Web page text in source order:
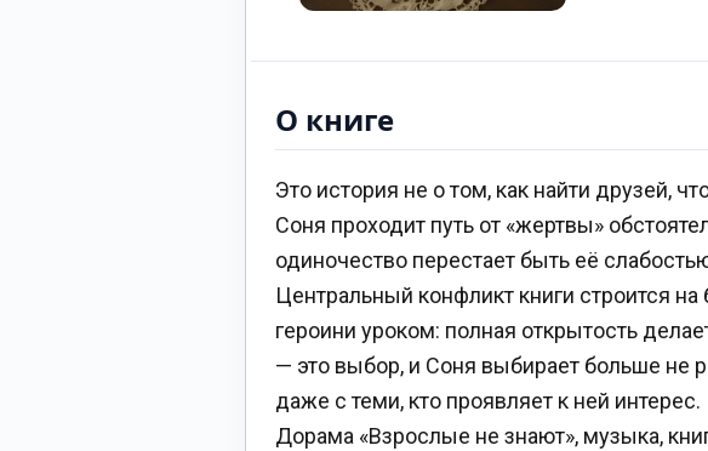
О книге
Это история не о том, как найти друзей,
Соня проходит путь от «жертвы»
одиночество перестает быть её
Центральный конфликт книги строится
героини уроком: полная открытость
— это выбор, и Соня выбирает больше не
даже с теми, кто проявляет к ней интерес.
Дорама «Взрослые не знают», музыка,